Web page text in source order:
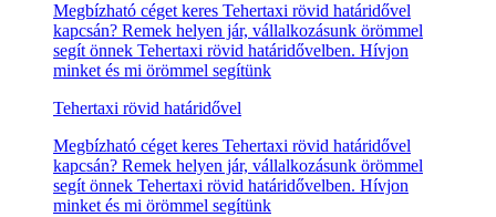
Megbízható céget keres Tehertaxi rövid határidővel
kapcsán? Remek helyen jár, vállalkozásunk örömmel
segít önnek Tehertaxi rövid határidővelben. Hívjon
minket és mi örömmel segítünk
Tehertaxi rövid határidővel
Megbízható céget keres Tehertaxi rövid határidővel
kapcsán? Remek helyen jár, vállalkozásunk örömmel
segít önnek Tehertaxi rövid határidővelben. Hívjon
minket és mi örömmel segítünk